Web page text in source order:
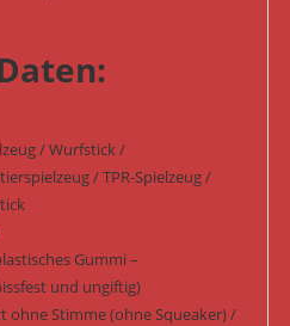
/ Wurfstick /
/ TPR-Spielzeug /
Gummi –
und ungiftig)
ohne Stimme (ohne Squeaker) /